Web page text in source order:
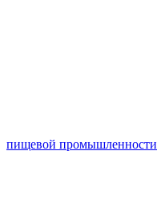
пищевой промышленности